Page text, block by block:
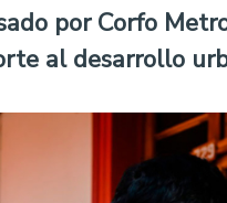
por Corfo
al desarrollo